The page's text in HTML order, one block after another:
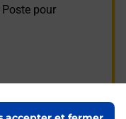
pour